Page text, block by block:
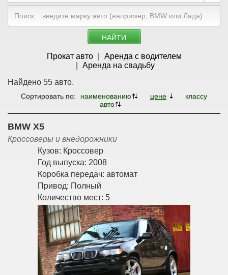
НАЙТИ
Прокат авто
Аренда с водителем
Аренда на свадьбу
Найдено 55 авто.
Сортировать по: наименованию цене
классу
авто
BMW X5
Кроссоверы и внедорожники
Кузов: Кроссовер
Год выпуска: 2008
Коробка передач: автомат
Привод: Полный
Количество мест: 5